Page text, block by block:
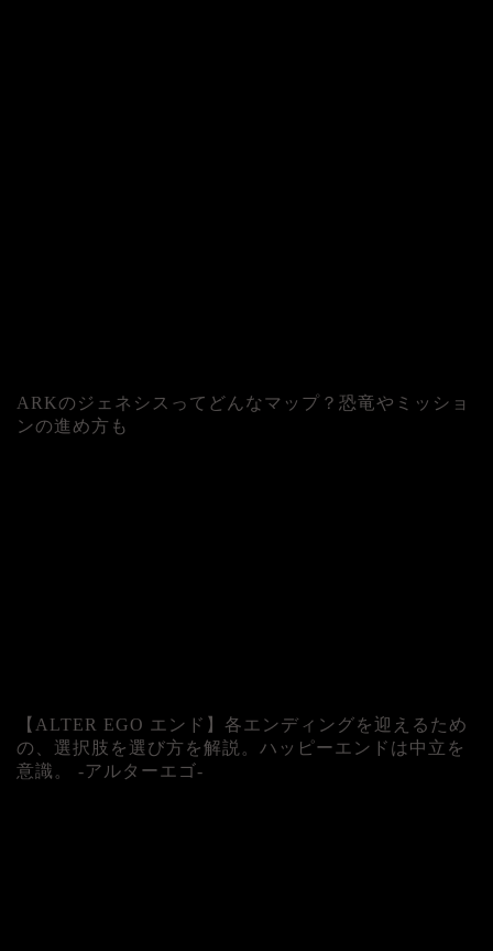
ARKのジェネシスってどんなマップ？恐竜やミッショ
ンの進め方も
【ALTER EGO エンド】各エンディングを迎えるため
の、選択肢を選び方を解説。ハッピーエンドは中立を
意識。 -アルターエゴ-